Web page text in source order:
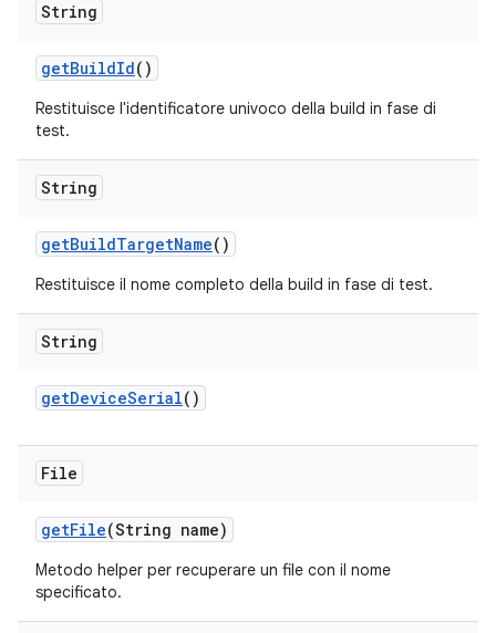
String
getBuildId()
Restituisce l'identificatore univoco della build in fase di
test.
String
getBuildTargetName()
Restituisce il nome completo della build in fase di test.
String
getDeviceSerial()
File
getFile(String name)
Metodo helper per recuperare un file con il nome
specificato.